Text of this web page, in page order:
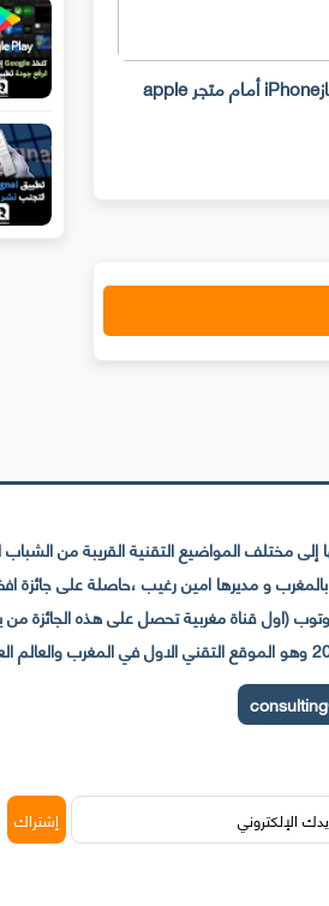
سرقة 300 جهازiPhone أمام متجر apple
تليفوتوغرافي
المواضيع التقنية القريبة من الشباب